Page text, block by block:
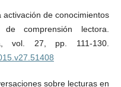
de conocimientos
comprensión lectora.
vol. 27, pp. 111-130.
sobre lecturas en